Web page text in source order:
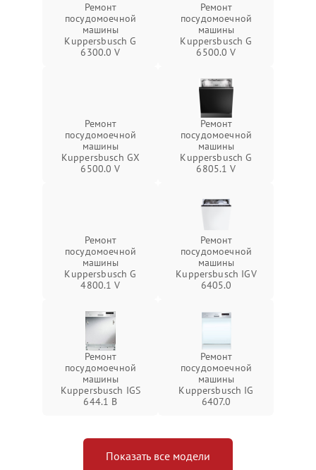
Ремонт
посудомоечной
машины
Kuppersbusch G
6300.0 V
Ремонт
посудомоечной
машины
Kuppersbusch G
6500.0 V
Ремонт
посудомоечной
машины
Kuppersbusch GX
6500.0 V
Ремонт
посудомоечной
машины
Kuppersbusch G
6805.1 V
Ремонт
посудомоечной
машины
Kuppersbusch G
4800.1 V
Ремонт
посудомоечной
машины
Kuppersbusch IGV
6405.0
Ремонт
посудомоечной
машины
Kuppersbusch IGS
644.1 B
Ремонт
посудомоечной
машины
Kuppersbusch IG
6407.0
Показать все модели